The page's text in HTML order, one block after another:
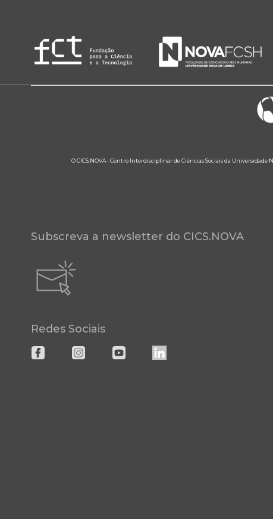
O CICS.NOVA - Centro Interdisciplinar de Ciências Sociais da Universidade
Subscreva a newsletter do CICS.NOVA
Redes Sociais